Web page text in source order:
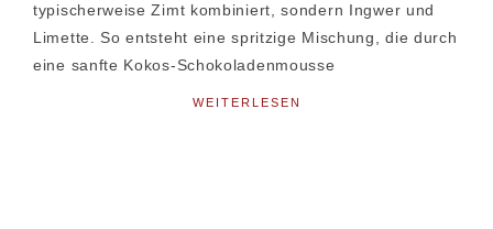
typischerweise Zimt kombiniert, sondern Ingwer und
Limette. So entsteht eine spritzige Mischung, die durch
eine sanfte Kokos-Schokoladenmousse
WEITERLESEN